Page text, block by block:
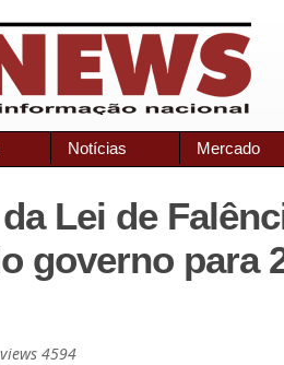
Notícias Mercado
Lei de
governo para
4594